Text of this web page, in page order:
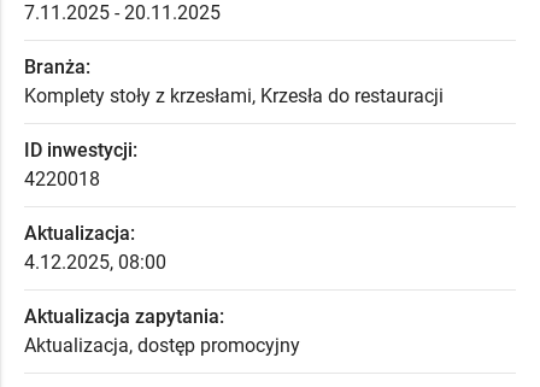
7.11.2025 - 20.11.2025
Branża:
Komplety stoły z krzesłami, Krzesła do restauracji
ID inwestycji:
4220018
Aktualizacja:
4.12.2025, 08:00
Aktualizacja zapytania:
Aktualizacja, dostęp promocyjny